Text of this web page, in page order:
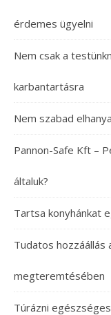
érdemes ügyelni
Nem csak a
karbantartásra
Nem szabad
Pannon-Safe Kft –
általuk?
Tartsa konyhánkat
Tudatos
megteremtésében
Túrázni